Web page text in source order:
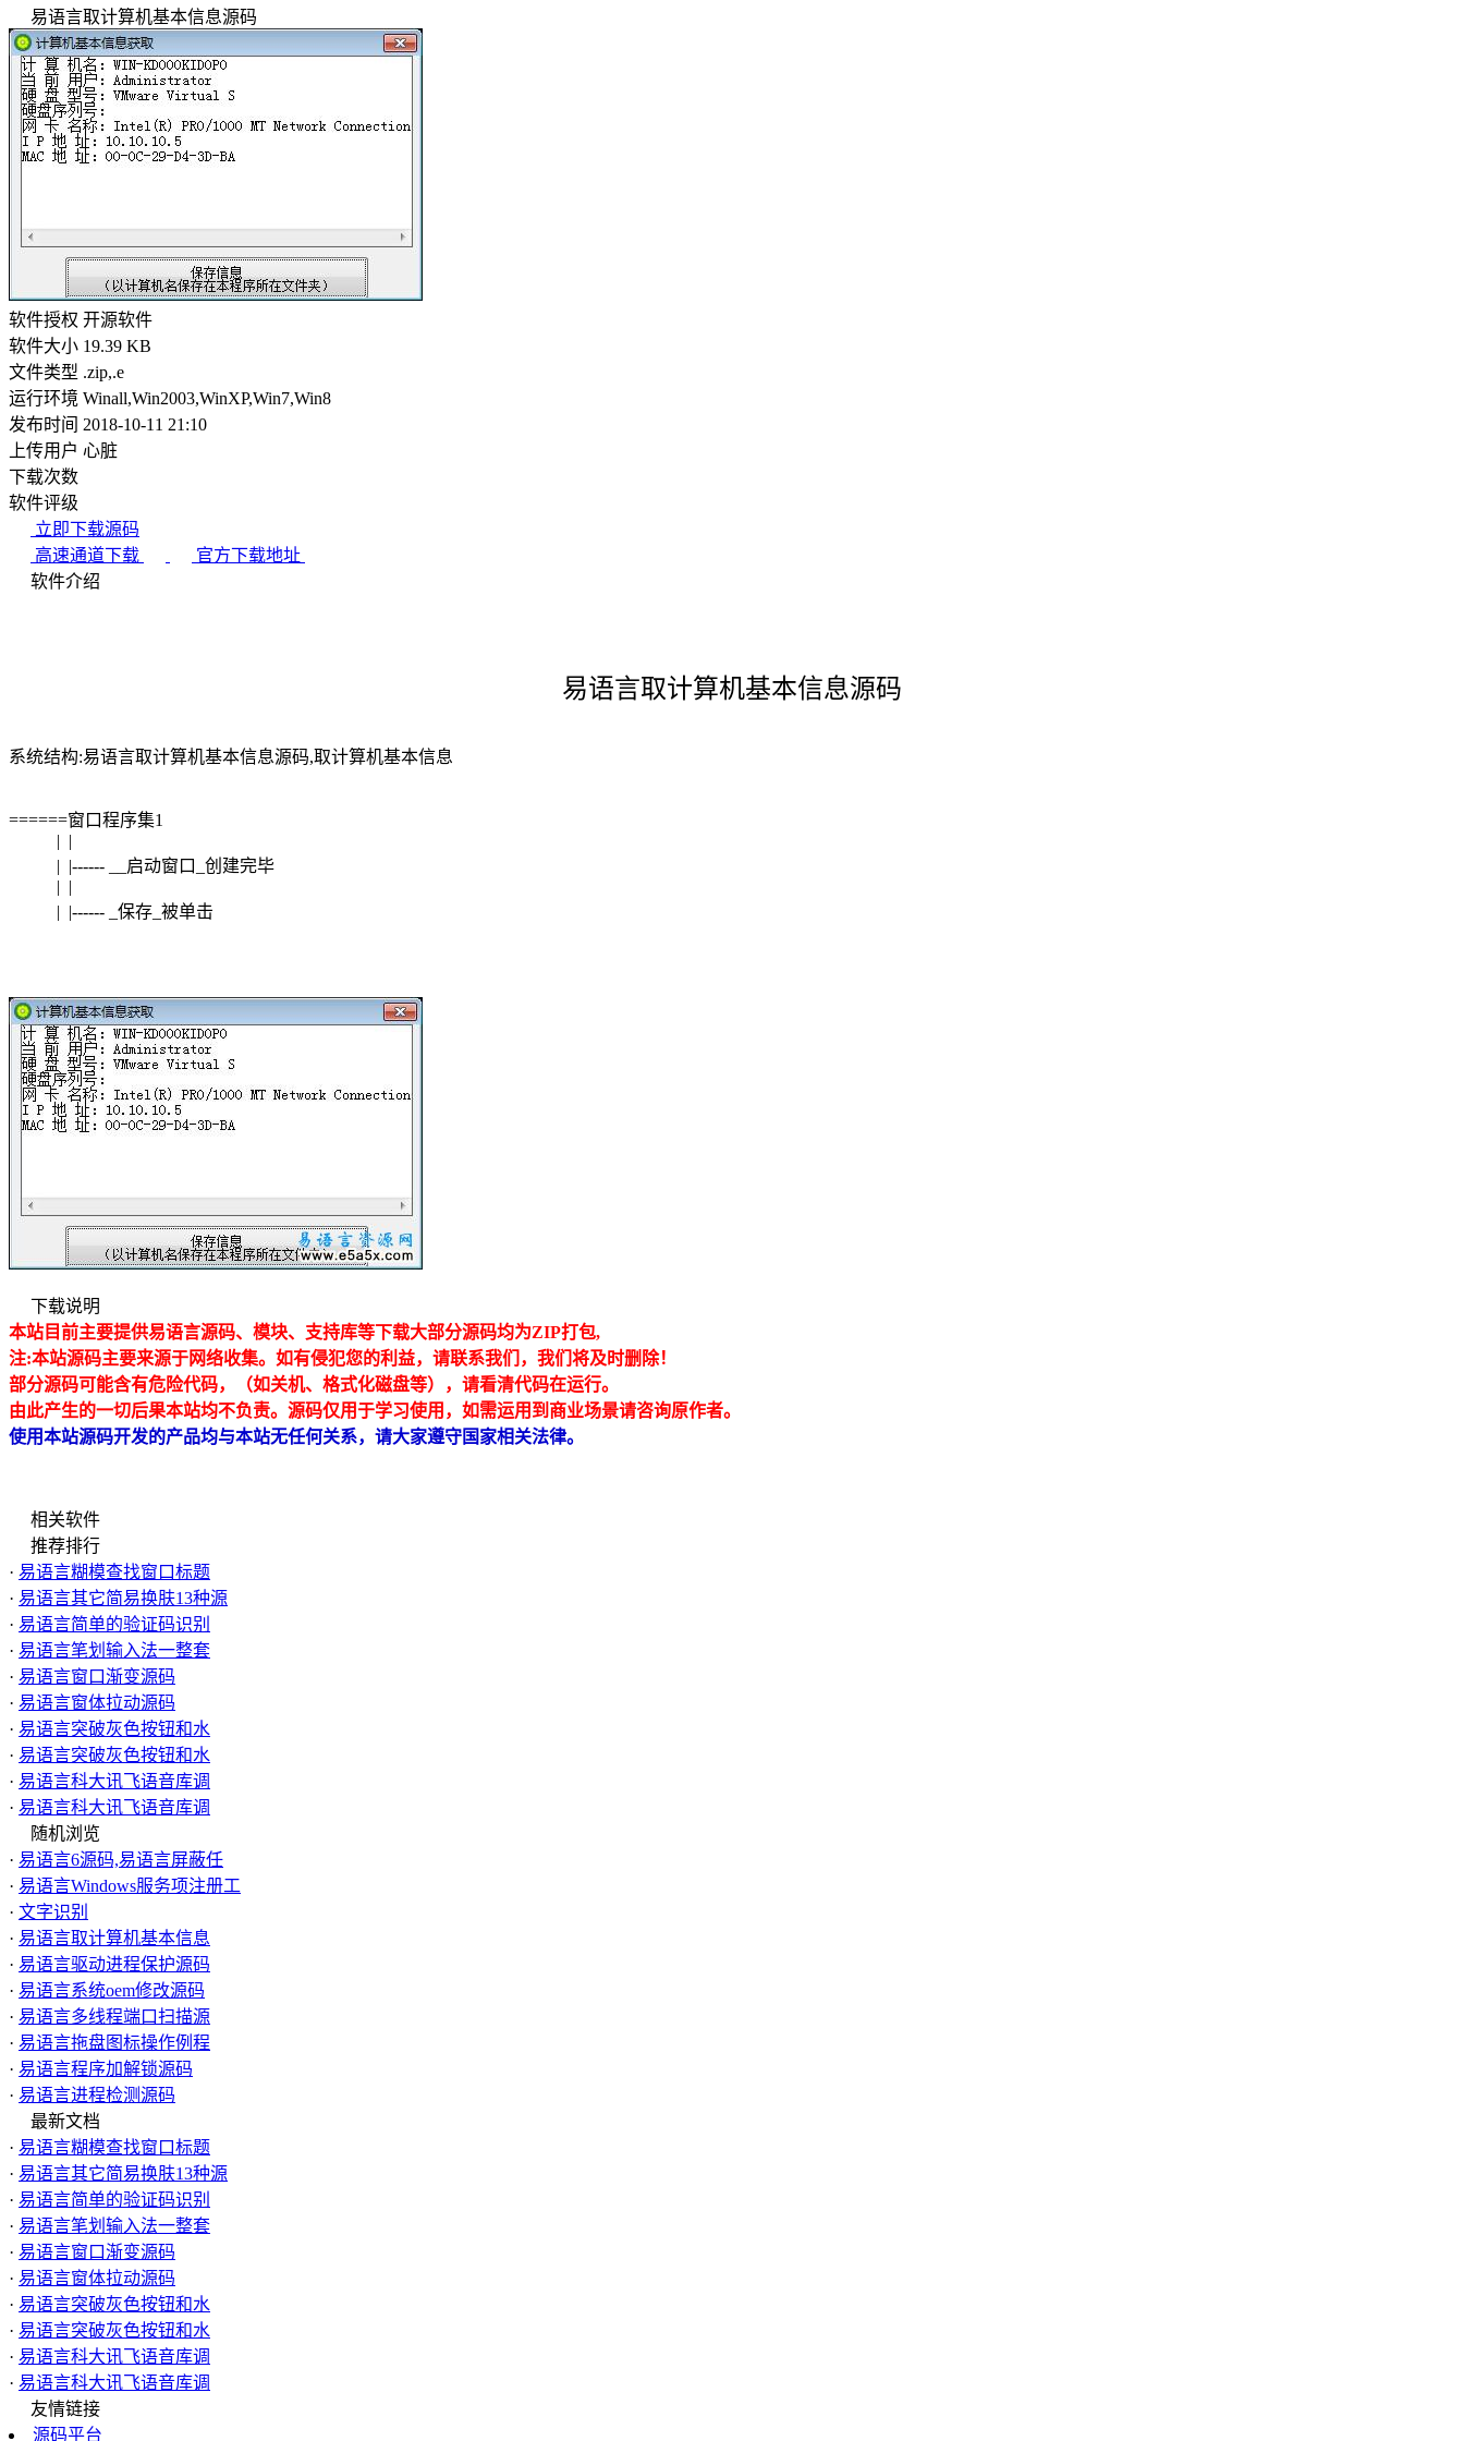
易语言取计算机基本信息源码
软件授权 开源软件
软件大小 19.39 KB
文件类型 .zip,.e
运行环境 Winall,Win2003,WinXP,Win7,Win8
发布时间 2018-10-11 21:10
上传用户 心脏
下载次数
软件评级
立即下载源码
高速通道下载
官方下载地址
软件介绍
易语言取计算机基本信息源码
系统结构:易语言取计算机基本信息源码,取计算机基本信息
======窗口程序集1
| |
| |------ __启动窗口_创建完毕
| |
| |------ _保存_被单击
下载说明
本站目前主要提供易语言源码、模块、支持库等下载大部分源码均为ZIP打包,
注:本站源码主要来源于网络收集。如有侵犯您的利益，请联系我们，我们将及时删除！
部分源码可能含有危险代码，（如关机、格式化磁盘等），请看清代码在运行。
由此产生的一切后果本站均不负责。源码仅用于学习使用，如需运用到商业场景请咨询原作者。
使用本站源码开发的产品均与本站无任何关系，请大家遵守国家相关法律。
相关软件
推荐排行
· 易语言糊模查找窗口标题
· 易语言其它简易换肤13种源
· 易语言简单的验证码识别
· 易语言笔划输入法一整套
· 易语言窗口渐变源码
· 易语言窗体拉动源码
· 易语言突破灰色按钮和水
· 易语言突破灰色按钮和水
· 易语言科大讯飞语音库调
· 易语言科大讯飞语音库调
随机浏览
· 易语言6源码,易语言屏蔽任
· 易语言Windows服务项注册工
· 文字识别
· 易语言取计算机基本信息
· 易语言驱动进程保护源码
· 易语言系统oem修改源码
· 易语言多线程端口扫描源
· 易语言拖盘图标操作例程
· 易语言程序加解锁源码
· 易语言进程检测源码
最新文档
· 易语言糊模查找窗口标题
· 易语言其它简易换肤13种源
· 易语言简单的验证码识别
· 易语言笔划输入法一整套
· 易语言窗口渐变源码
· 易语言窗体拉动源码
· 易语言突破灰色按钮和水
· 易语言突破灰色按钮和水
· 易语言科大讯飞语音库调
· 易语言科大讯飞语音库调
友情链接
源码平台